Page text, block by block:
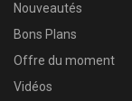
Nouveautés
Bons Plans
Offre du moment
Vidéos